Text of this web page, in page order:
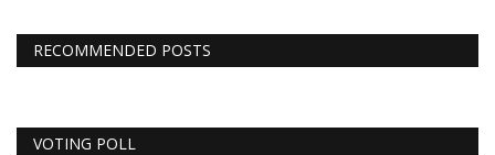
RECOMMENDED POSTS
VOTING POLL